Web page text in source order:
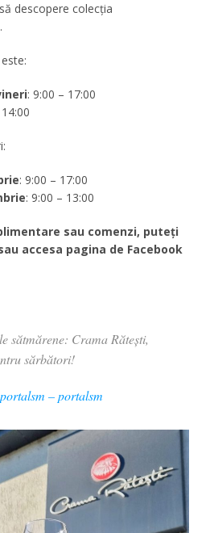
descopere colecția
: 9:00 – 17:00
: 9:00 – 17:00
: 9:00 – 13:00
sau comenzi, puteți
accesa pagina de Facebook
sătmărene: Crama Rătești,
sărbători!
– portalsm